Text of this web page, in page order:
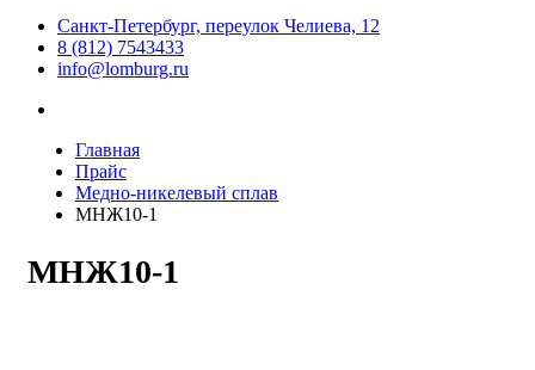
Санкт-Петербург, переулок Челиева, 12
8 (812) 7543433
info@lomburg.ru
Главная
Прайс
Медно-никелевый сплав
МНЖ10-1
МНЖ10-1